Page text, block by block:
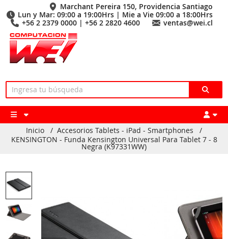
Marchant Pereira 150, Providencia Santiago
Lun y Mar: 09:00 a 19:00Hrs | Mie a Vie 09:00 a 18:00Hrs
+56 2 2379 0000 | +56 2 2820 4600
ventas@wei.cl
Inicio / Accesorios Tablets - iPad - Smartphones
/
KENSINGTON - Funda Kensington Universal Para Tablet 7 - 8
Negra (K97331WW)